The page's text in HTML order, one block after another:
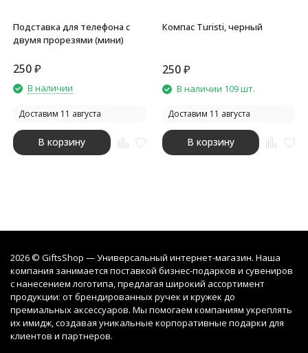
Подставка для телефона с
двумя прорезями (мини)
250₽
В наличии
Доставим 11 августа
В корзину
Компас Turisti, черный
250 ₽
В наличии 109 шт.
Доставим 11 августа
В корзину
2026 © GiftsShop — Универсальный интернет-магазин. Наша
компания занимается поставкой бизнес-подарков и сувениров
с нанесением логотипа, предлагая широкий ассортимент
продукции: от брендированных ручек и кружек до
премиальных аксессуаров. Мы помогаем компаниям укреплять
их имидж, создавая уникальные корпоративные подарки для
клиентов и партнеров.